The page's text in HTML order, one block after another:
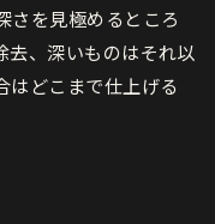
さを見極めるところ
去、深いものはそれ以
はどこまで仕上げる